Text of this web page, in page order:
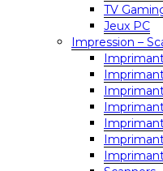
TV
Jeux PC
Impression –